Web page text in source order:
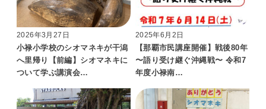
2026年3月27日
小禄小学校のシオマネキが干潟
へ里帰り【前編】シオマネキに
ついて学ぶ講演会…
2025年6月2日
【那覇市民講座開催】戦後80年
〜語り受け継ぐ沖縄戦〜 令和7
年度小禄南…